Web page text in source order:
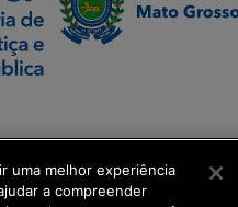
uma melhor experiência
a compreender